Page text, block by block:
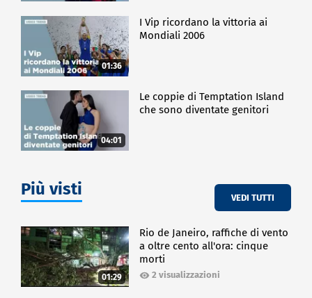
01:36
I Vip ricordano la vittoria ai
Mondiali 2006
04:01
Le coppie di Temptation Island
che sono diventate genitori
Più visti VEDI TUTTI
01:29
Rio de Janeiro, raffiche di vento
a oltre cento all'ora: cinque
morti
2 visualizzazioni